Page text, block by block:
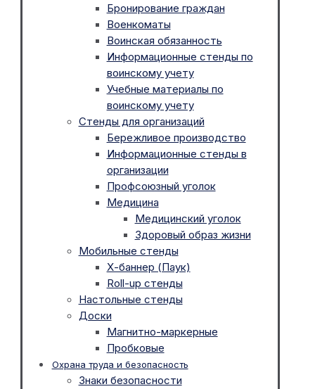
Бронирование граждан
Военкоматы
Воинская обязанность
Информационные стенды по
воинскому учету
Учебные материалы по
воинскому учету
Стенды для организаций
Бережливое производство
Информационные стенды в
организации
Профсоюзный уголок
Медицина
Медицинский уголок
Здоровый образ жизни
Мобильные стенды
Х-баннер (Паук)
Roll-up стенды
Настольные стенды
Доски
Магнитно-маркерные
Пробковые
Охрана труда и безопасность
Знаки безопасности